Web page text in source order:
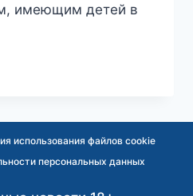
имеющим детей в
использования файлов cookie
персональных данных